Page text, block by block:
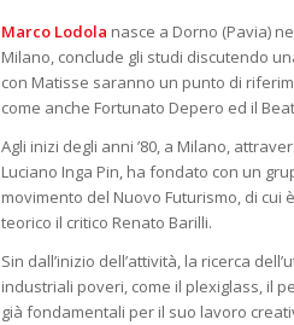
Marco Lodola nasce a Dorno (Pavia)
Milano, conclude gli studi discutendo
con Matisse saranno un punto di
come anche Fortunato Depero ed il
Agli inizi degli anni ’80, a Milano,
Luciano Inga Pin, ha fondato con un
movimento del Nuovo Futurismo, di cui
teorico il critico Renato Barilli.
Sin dall’inizio dell’attività, la ricerca
industriali poveri, come il plexiglass, il
già fondamentali per il suo lavoro